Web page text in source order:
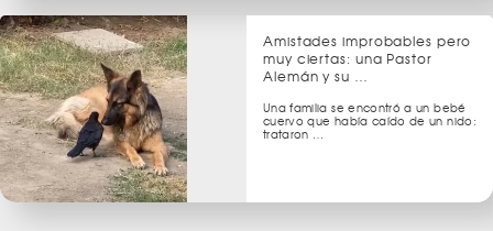
Amistades improbables pero
muy ciertas: una Pastor
Alemán y su …
Una familia se encontró a un bebé
cuervo que había caído de un nido:
trataron …